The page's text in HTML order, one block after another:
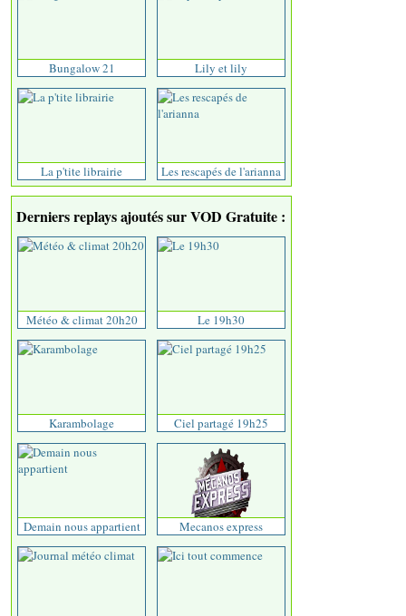
Bungalow 21 Lily et lily
La p'tite librairie Les rescapés de l'arianna
Derniers replays ajoutés sur VOD Gratuite :
Météo & climat 20h20 Le 19h30
Karambolage Ciel partagé 19h25
Demain nous appartient Mecanos express